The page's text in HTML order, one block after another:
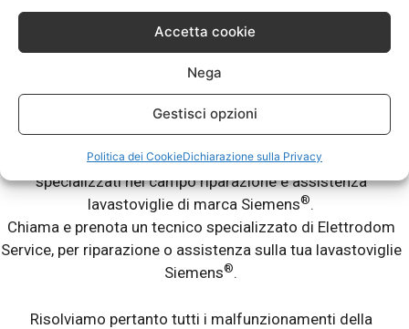
Accetta cookie
Nega
Gestisci opzioni
Politica dei CookieDichiarazione sulla Privacy
Assistenza Siemens San Lazzaro di Savena
Riparazioni Lavastoviglie Fuori Garanzia.
La tua lavastoviglie Siemens®ti da dei problemi? Non lava
bene? Lascia le stoviglie sporche? Abbiamo tecnici
specializzati nel campo riparazione e assistenza
lavastoviglie di marca Siemens®.
Chiama e prenota un tecnico specializzato di Elettrodom
Service, per riparazione o assistenza sulla tua lavastoviglie
Siemens®.
Risolviamo pertanto tutti i malfunzionamenti della